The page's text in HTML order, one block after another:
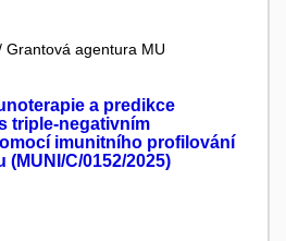
Grantová agentura MU
a predikce
triple-negativním
imunitního profilování
C/0152/2025)